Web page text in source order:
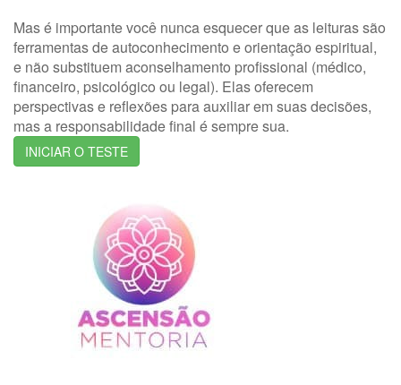
Mas é importante você nunca esquecer que as leituras são
ferramentas de autoconhecimento e orientação espiritual,
e não substituem aconselhamento profissional (médico,
financeiro, psicológico ou legal). Elas oferecem
perspectivas e reflexões para auxiliar em suas decisões,
mas a responsabilidade final é sempre sua.
INICIAR O TESTE